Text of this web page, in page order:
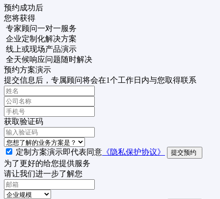
预约成功后
您将获得
专家顾问一对一服务
企业定制化解决方案
线上或现场产品演示
全天候响应问题随时解决
预约方案演示
提交信息后，专属顾问将会在1个工作日内与您取得联系
获取验证码
定制方案演示即代表同意 《隐私保护协议》 提交预约
为了更好的给您提供服务
请让我们进一步了解您